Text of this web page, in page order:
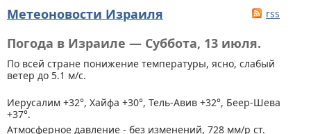
Метеоновости Израиля rss
Погода в Израиле — Суббота, 13 июля.
По всей стране понижение температуры, ясно, слабый
ветер до 5.1 м/с.
Иерусалим +32°, Хайфа +30°, Тель-Авив +32°, Беер-Шева
+37°.
Атмосферное давление - без изменений, 728 мм/р ст.